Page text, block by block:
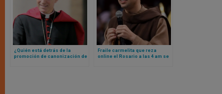
¿Quién está detrás de la
promoción de canonización de
Fraile carmelita que reza
online el Rosario a las 4 am se